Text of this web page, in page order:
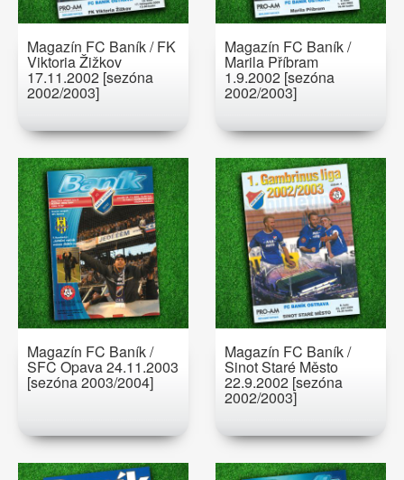
Magazín FC Baník / FK
Viktoria Žižkov
17.11.2002 [sezóna
2002/2003]
Magazín FC Baník /
Marila Příbram
1.9.2002 [sezóna
2002/2003]
Magazín FC Baník /
SFC Opava 24.11.2003
[sezóna 2003/2004]
Magazín FC Baník /
Sinot Staré Město
22.9.2002 [sezóna
2002/2003]